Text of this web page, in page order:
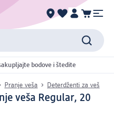
bodove i štedite
Pranje veša Deterdženti za veš
veša Regular, 20